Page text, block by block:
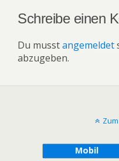
Schreibe einen
Du musstangemeldet
abzugeben.
Mobil